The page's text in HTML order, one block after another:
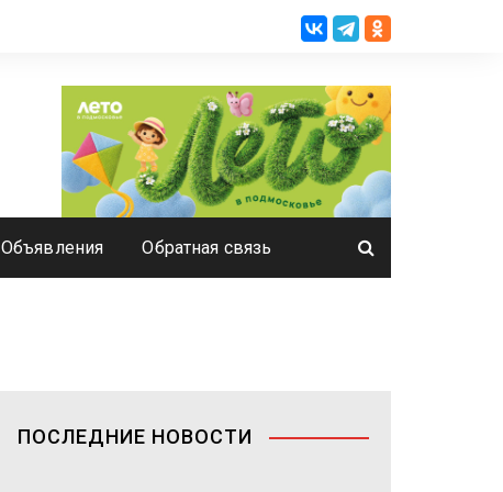
Объявления Обратная связь
ПОСЛЕДНИЕ НОВОСТИ